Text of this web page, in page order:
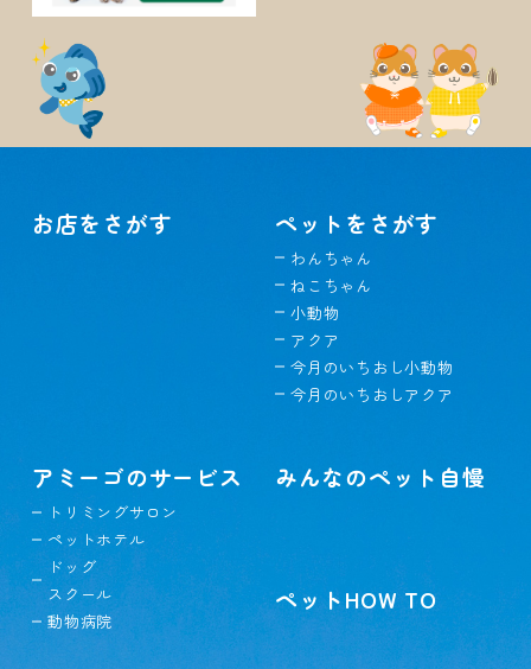
お店をさがす ペットをさがす
わんちゃん
ねこちゃん
小動物
アクア
今月のいちおし小動物
今月のいちおしアクア
アミーゴのサービス
トリミングサロン
ペットホテル
ドッグ
スクール
動物病院
みんなのペット自慢
ペットHOW TO